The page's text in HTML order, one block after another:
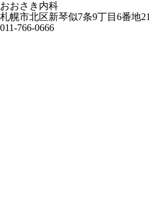
おおさき内科
札幌市北区新琴似7条9丁目6番地
011-766-0666